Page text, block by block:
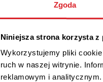
Zgoda
Niniejsza strona korzysta z
Wykorzystujemy pliki
ruch w naszej witrynie.
reklamowym i